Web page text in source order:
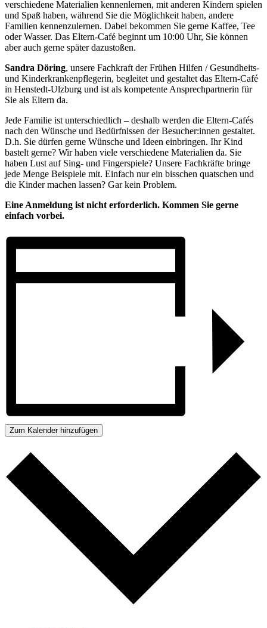
verschiedene Materialien kennenlernen, mit anderen Kindern spielen
und Spaß haben, während Sie die Möglichkeit haben, andere
Familien kennenzulernen. Dabei bekommen Sie gerne Kaffee, Tee
oder Wasser. Das Eltern-Café beginnt um 10:00 Uhr, Sie können
aber auch gerne später dazustoßen.
Sandra Döring, unsere Fachkraft der Frühen Hilfen / Gesundheits-
und Kinderkrankenpflegerin, begleitet und gestaltet das Eltern-Café
in Henstedt-Ulzburg und ist als kompetente Ansprechpartnerin für
Sie als Eltern da.
Jede Familie ist unterschiedlich – deshalb werden die Eltern-Cafés
nach den Wünsche und Bedürfnissen der Besucher:innen gestaltet.
D.h. Sie dürfen gerne Wünsche und Ideen einbringen. Ihr Kind
bastelt gerne? Wir haben viele verschiedene Materialien da. Sie
haben Lust auf Sing- und Fingerspiele? Unsere Fachkräfte bringe
jede Menge Beispiele mit. Einfach nur ein bisschen quatschen und
die Kinder machen lassen? Gar kein Problem.
Eine Anmeldung ist nicht erforderlich. Kommen Sie gerne
einfach vorbei.
Zum Kalender hinzufügen